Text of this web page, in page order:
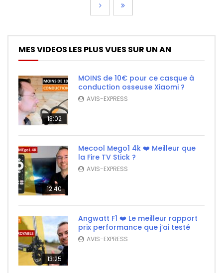
MES VIDEOS LES PLUS VUES SUR UN AN
13:02
MOINS de 10€ pour ce casque à
conduction osseuse Xiaomi ?
AVIS-EXPRESS
12:40
Mecool Mego1 4k ❤️ Meilleur que
la Fire TV Stick ?
AVIS-EXPRESS
13:25
Angwatt F1 ❤️ Le meilleur rapport
prix performance que j’ai testé
AVIS-EXPRESS